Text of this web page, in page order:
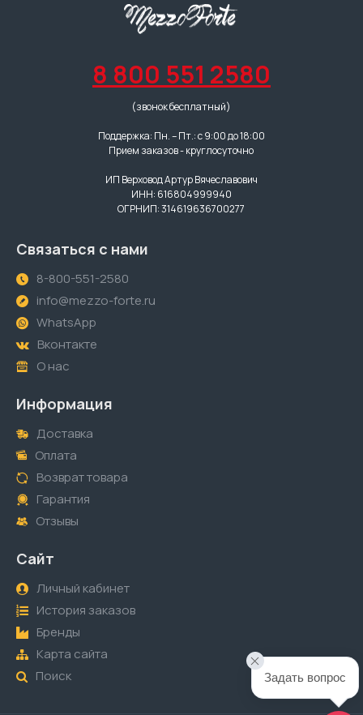
8 800 551 2580
(звонок бесплатный)
Поддержка: Пн. – Пт.: с 9:00 до 18:00
Прием заказов - круглосуточно
ИП Верховод Артур Вячеславович
ИНН: 616804999940
ОГРНИП: 314619636700277
Связаться с нами
8-800-551-2580
info@mezzo-forte.ru
WhatsApp
Вконтакте
О нас
Информация
Доставка
Оплата
Возврат товара
Гарантия
Отзывы
Сайт
Личный кабинет
История заказов
Бренды
Карта сайта
Поиск
Задать вопрос